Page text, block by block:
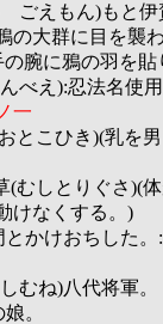
えもん)もと伊
に目を襲わ
の羽を貼り
え):忍法名使用
一
とこひき)(乳を
むしとりぐさ)(
くする。)
かけおちした
ね)八代将軍。
。